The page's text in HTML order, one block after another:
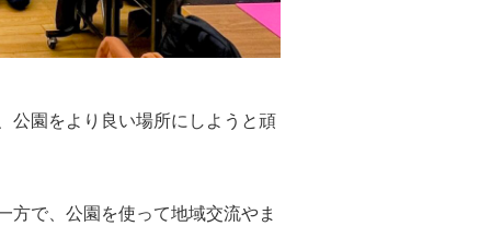
公園をより良い場所にしようと頑
方で、公園を使って地域交流やま